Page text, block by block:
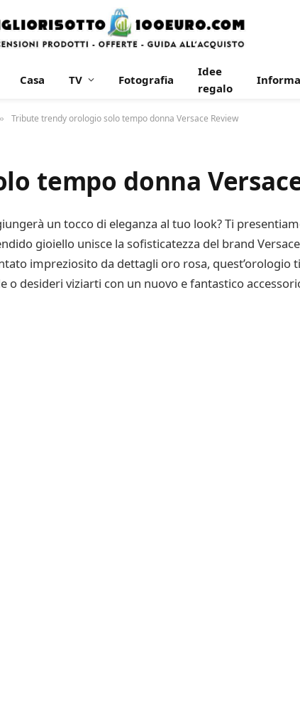
Casa TV Fotografia
Idee
regalo
» Tribute trendy orologio solo tempo donna Versace Review
tempo donna
un tocco di eleganza al tuo look? Ti
gioiello unisce la sofisticatezza del brand
impreziosito da dettagli oro rosa, quest’orologio
o desideri viziarti con un nuovo e fantastico